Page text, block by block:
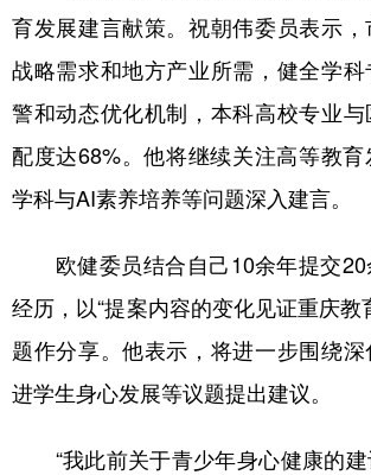
育发展建言献策。祝朝伟委员表示
战略需求和地方产业所需，健全学
警和动态优化机制，本科高校专业
配度达68%。他将继续关注高等教
学科与AI素养培养等问题深入建言。
欧健委员结合自己10余年提交20
经历，以“提案内容的变化见证重庆教
题作分享。他表示，将进一步围绕
进学生身心发展等议题提出建议。
“我此前关于青少年身心健康的建